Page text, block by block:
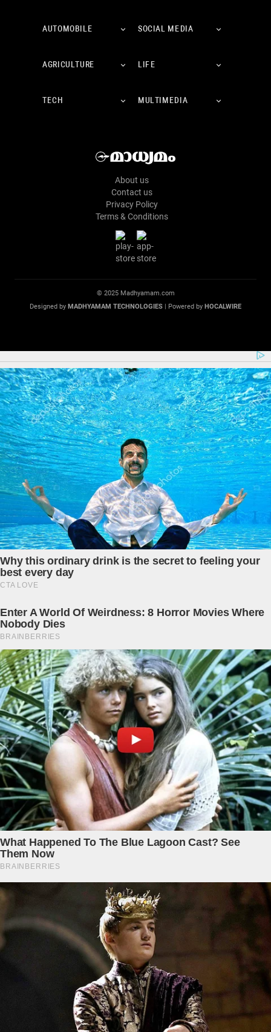
AUTOMOBILE SOCIAL MEDIA
AGRICULTURE LIFE
TECH MULTIMEDIA
About us
Contact us
Privacy Policy
Terms & Conditions
© 2025 Madhyamam.com
Designed by MADHYAMAM TECHNOLOGIES | Powered by HOCALWIRE